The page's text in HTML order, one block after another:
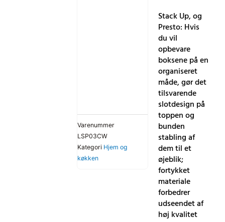
Varenummer
LSP03CW
Kategori Hjem og
køkken
Stack Up, og
Presto: Hvis
du vil
opbevare
boksene på en
organiseret
måde, gør det
tilsvarende
slotdesign på
toppen og
bunden
stabling af
dem til et
øjeblik;
fortykket
materiale
forbedrer
udseendet af
høj kvalitet